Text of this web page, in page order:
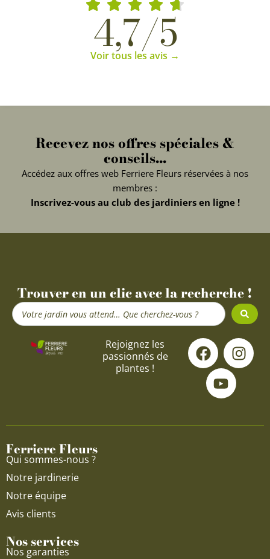
4,7/5
Voir tous les avis →
Recevez nos offres spéciales &
conseils...
Accédez aux offres web Ferriere Fleurs réservées à nos
membres :
Inscrivez-vous au club des jardiniers en ligne !
Trouver en un clic avec la recherche !
Search
...
Rejoignez les
passionnés de
plantes !
F
a
c
e
o
I
n
s
g
Y
o
u
t
u
b
Ferriere Fleurs
Qui sommes-nous ?
Notre jardinerie
Notre équipe
Avis clients
Nos services
Nos garanties